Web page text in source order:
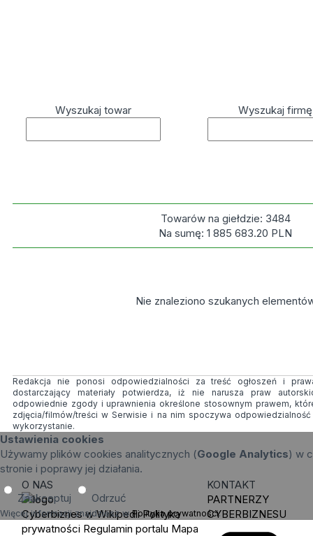
Wyszukaj towar Wyszukaj firmę
Towarów na giełdzie: 3484
Na sumę:1 885 683.20 PLN
Nie znaleziono szukanych
Redakcja nie ponosi odpowiedzialności za treść ogłoszeń i
dostarczający materiały potwierdza, iż nie narusza praw
odpowiednie zgody i uprawnienia określone stosownym prawem,
zdjęcia/filmów/treści w Serwisie i na nim spoczywa
wykorzystanie.
Ustawienia cookies
Używamy plików cookies analitycznych (Google Analytics) w
stronie i poprawy jej działania.
Zaakceptuj Odrzuć
Więcej informacji znajdziesz wPolityka prywatności.
O NAS
Cyberbiznes w Wikipedii Polityka
prywatności Regulamin portalu Mapa
KONTAKT
PARTNERZY
CYBERBIZNESU